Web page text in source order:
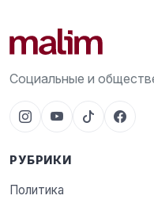
Социальные и
РУБРИКИ
Политика